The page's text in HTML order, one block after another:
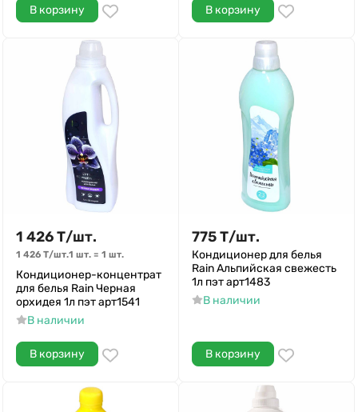
В корзину В корзину
1 426Т/шт.
1 426 Т/шт.1 шт. = 1 шт.
Кондиционер-концентрат
для белья Rain Черная
орхидея 1л пэт арт1541
В наличии
В корзину
775Т/шт.
Кондиционер для белья
Rain Альпийская свежесть
1л пэт арт1483
В наличии
В корзину